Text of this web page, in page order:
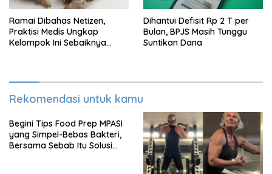
Ramai Dibahas Netizen,
Praktisi Medis Ungkap
Kelompok Ini Sebaiknya
Dihantui Defisit Rp 2 T per
Bulan, BPJS Masih Tunggu
Suntikan Dana
Rekomendasi untuk kamu
Begini Tips Food Prep MPASI
yang Simpel-Bebas Bakteri,
Bersama Sebab Itu Solusi